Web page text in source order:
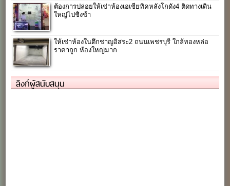
ต้องการปล่อยให้เช่าห้องเอเชียทิคหลังโกดัง4 ติดทางเดิน
ใหญ่ไปชิงช้า
ให้เช่าห้องในตึกชาญอิสระ2 ถนนเพชรบุรี ใกล้ทองหล่อ
ราคาถูก ห้องใหญ่มาก
ลิงก์ผู้สนับสนุน